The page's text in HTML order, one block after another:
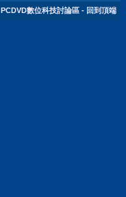
PCDVD數位科技討論區 - 回到頂端